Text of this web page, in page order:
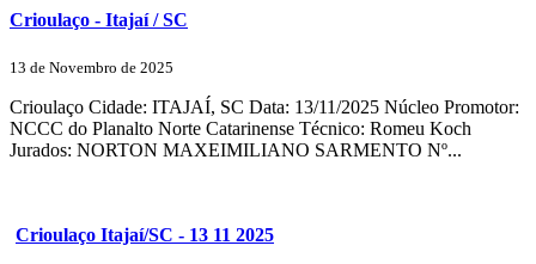
Crioulaço - Itajaí / SC
13 de Novembro de 2025
Crioulaço Cidade: ITAJAÍ, SC Data: 13/11/2025 Núcleo Promotor:
NCCC do Planalto Norte Catarinense Técnico: Romeu Koch
Jurados: NORTON MAXEIMILIANO SARMENTO Nº...
Crioulaço Itajaí/SC - 13 11 2025